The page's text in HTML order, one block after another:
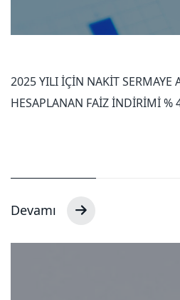
2025 YILI İÇİN NAKİT SERMAYE
HESAPLANAN FAİZ İNDİRİMİ %
Devamı